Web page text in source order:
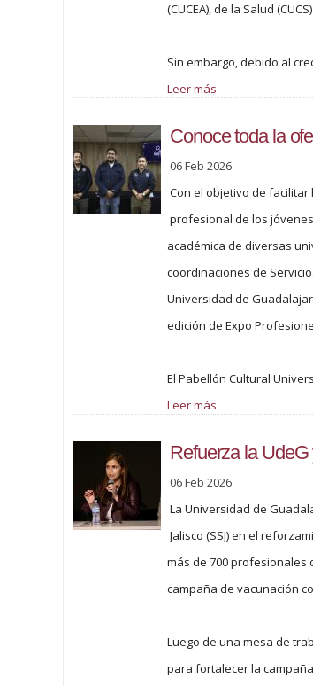
(CUCEA), de la Salud
Sin embargo, debido al
Leer más
Conoce toda la
06 Feb 2026
Con el objetivo de
profesional de los
académica de diversas
coordinaciones de
Universidad de
edición de Expo
El Pabellón Cultural
Leer más
Refuerza la
06 Feb 2026
La Universidad de
Jalisco (SSJ) en el
más de 700 profesionales
campaña de vacunación
Luego de una mesa de
para fortalecer la